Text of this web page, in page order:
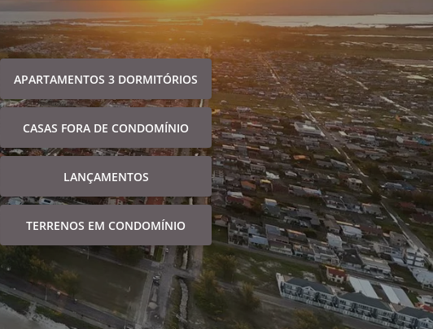
APARTAMENTOS 3 DORMITÓRIOS
CASAS FORA DE CONDOMÍNIO
LANÇAMENTOS
TERRENOS EM CONDOMÍNIO